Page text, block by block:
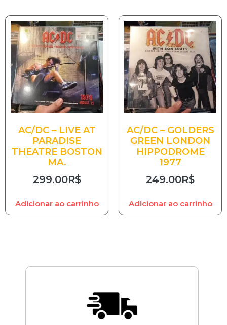
AC/DC – LIVE AT
PARADISE
THEATRE BOSTON
MA.
299.00R$
Adicionar ao carrinho
AC/DC – GOLDERS
GREEN LONDON
HIPPODROME
1977
249.00R$
Adicionar ao carrinho